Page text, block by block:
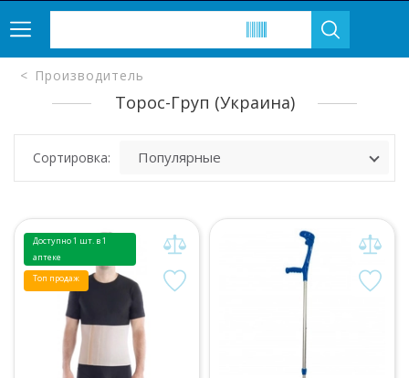
Производитель
Торос-Груп (Украина)
Сортировка:
Доступно 1 шт. в 1
аптеке
Топ продаж